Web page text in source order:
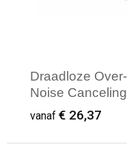
Draadloze
Noise
vanaf € 26,37